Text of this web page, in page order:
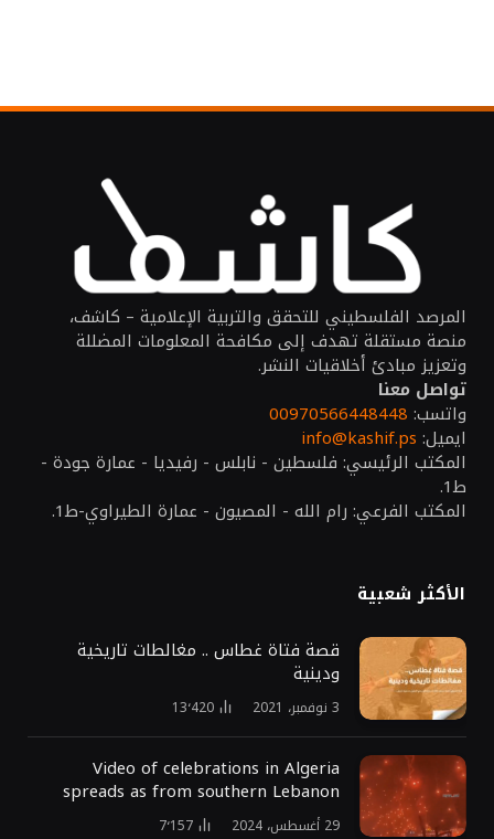
المرصد الفلسطيني للتحقق والتربية الإعلامية – كاشف،
منصة مستقلة تهدف إلى مكافحة المعلومات المضللة
وتعزيز مبادئ أخلاقيات النشر.
تواصل معنا
واتسب: 00970566448448
ايميل: info@kashif.ps
المكتب الرئيسي: فلسطين - نابلس - رفيديا - عمارة جودة -
ط1.
المكتب الفرعي: رام الله - المصيون - عمارة الطيراوي-ط1.
الأكثر شعبية
قصة فتاة غطاس .. مغالطات تاريخية
ودينية
3 نوفمبر، 2021 13٬420
Video of celebrations in Algeria
spreads as from southern Lebanon
29 أغسطس، 2024 7٬157